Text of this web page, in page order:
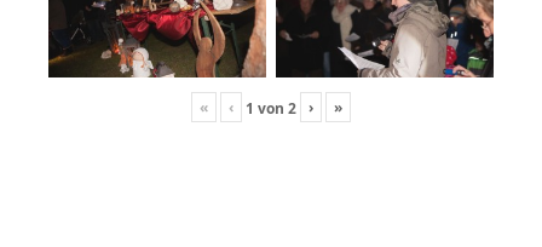
« ‹ 1 von 2 › »